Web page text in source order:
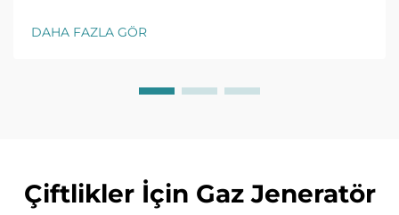
keşfedin. Şimdi eksiksiz sorun giderme kılavuzunu
edinin.
DAHA FAZLA GÖR
Çiftlikler İçin Gaz Jeneratör